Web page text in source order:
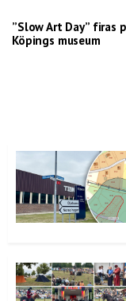
”Slow Art Day” firas
Köpings museum